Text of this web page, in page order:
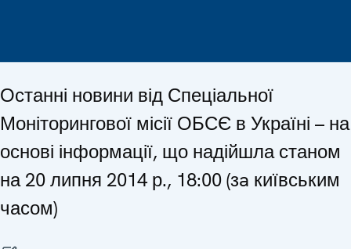
Останні новини від Спеціальної
Моніторингової місії ОБСЄ в Україні – на
основі інформації, що надійшла станом
на 20 липня 2014 р., 18:00 (зa київським
часом)